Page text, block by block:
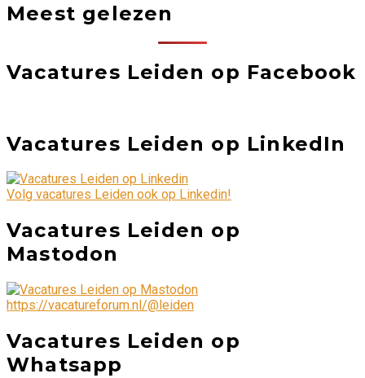
Meest gelezen
Vacatures Leiden op Facebook
Vacatures Leiden op LinkedIn
Volg vacatures Leiden ook op Linkedin!
Vacatures Leiden op
Mastodon
https://vacatureforum.nl/@leiden
Vacatures Leiden op
Whatsapp